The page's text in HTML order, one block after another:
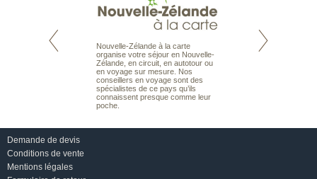
est le spécialiste
Nouvelle-Zélande à la carte
organise votre séjour en Nouvelle-
Zélande, en circuit, en autotour ou
en voyage sur mesure. Nos
conseillers en voyage sont des
spécialistes de ce pays qu’ils
connaissent presque comme leur
poche.
Notre site
Demande de devis
Conditions de vente
Mentions légales